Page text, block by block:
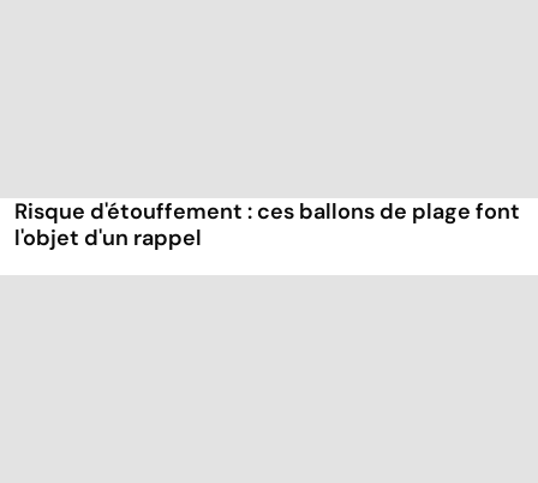
Risque d'étouffement : ces ballons de plage font
l'objet d'un rappel